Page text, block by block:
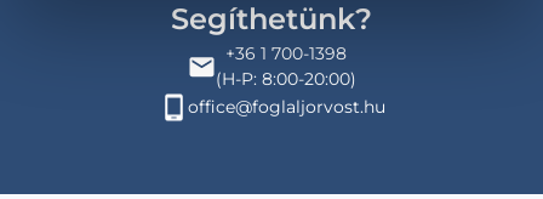
Segíthetünk?
+36 1 700-1398
(H-P: 8:00-20:00)
office@foglaljorvost.hu